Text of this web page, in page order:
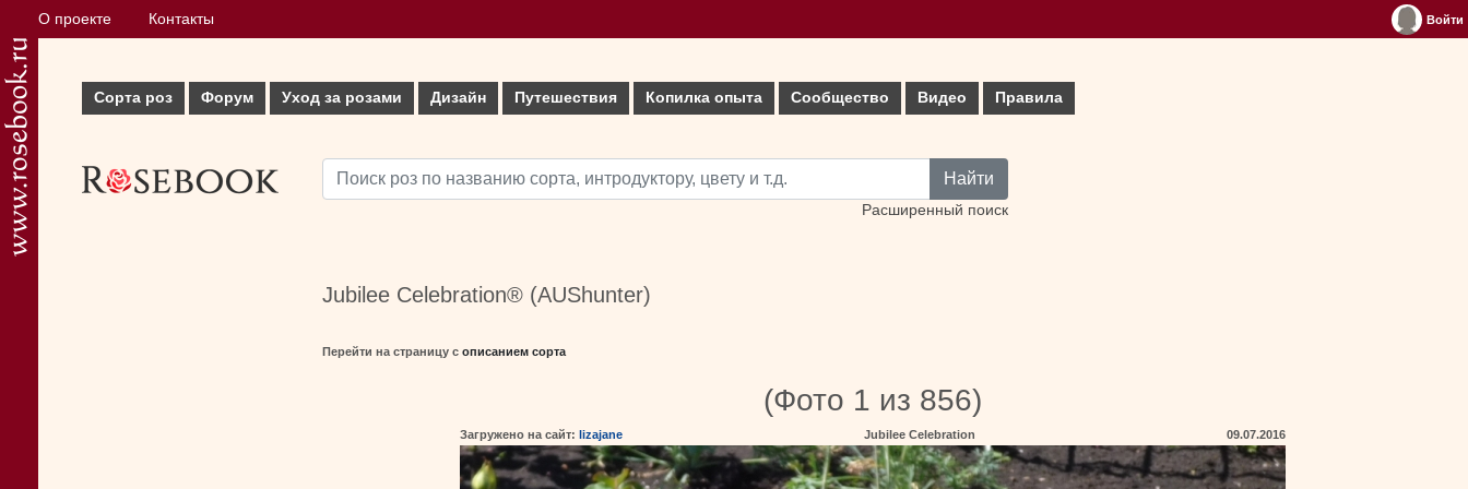
О проекте Контакты Войти
Сорта роз Форум Уход за розами Дизайн Путешествия Копилка опыта Сообщество Видео Правила
Найти
Расширенный поиск
Jubilee Celebration® (AUShunter)
Перейти на страницу с описанием сорта
(Фото 1 из 856)
Загружено на сайт: lizajane Jubilee Celebration 09.07.2016